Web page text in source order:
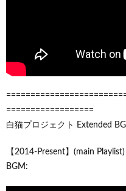
==================
白猫プロジェクト Extended
【2014-Present】(main
BGM: